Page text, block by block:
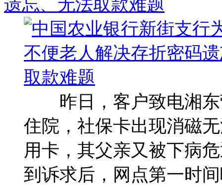
遗忘、无法取款难题
昨日，客户致电湘东
住院，社保卡出现消磁
用卡，其父亲又被下病
到诉求后，网点第一时